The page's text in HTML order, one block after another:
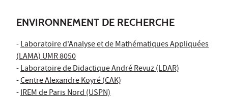
ENVIRONNEMENT DE RECHERCHE
-Laboratoire d'Analyse et de Mathématiques Appliquées
(LAMA) UMR 8050
-Laboratoire de Didactique André Revuz (LDAR)
-Centre Alexandre Koyré (CAK)
-IREM de Paris Nord (USPN)